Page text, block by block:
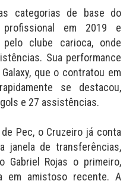
categorias de base do
em 2019 e
clube carioca, onde
Sua performance
que o contratou em
se destacou,
e 27 assistências.
Pec, o Cruzeiro já conta
janela de transferências,
Gabriel Rojas o primeiro,
em amistoso recente. A